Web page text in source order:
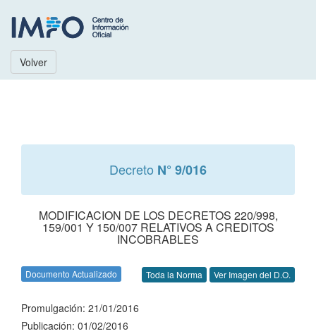
Volver
Decreto N° 9/016
MODIFICACION DE LOS DECRETOS 220/998,
159/001 Y 150/007 RELATIVOS A CREDITOS
INCOBRABLES
Documento Actualizado Toda la Norma Ver Imagen del D.O.
Promulgación: 21/01/2016
Publicación: 01/02/2016